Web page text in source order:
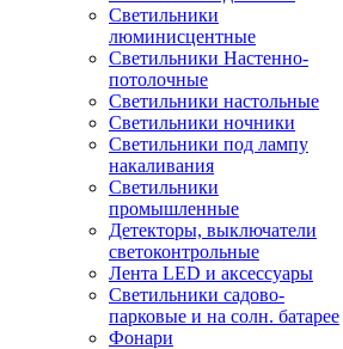
Светильники
люминисцентные
Светильники Настенно-
потолочные
Светильники настольные
Светильники ночники
Светильники под лампу
накаливания
Светильники
промышленные
Детекторы, выключатели
светоконтрольные
Лента LED и аксессуары
Светильники садово-
парковые и на солн. батарее
Фонари